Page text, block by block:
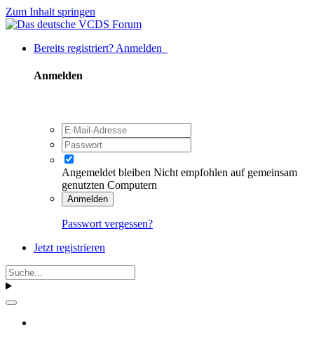
Zum Inhalt springen
Bereits registriert? Anmelden
Anmelden
Angemeldet bleiben Nicht empfohlen auf gemeinsam
genutzten Computern
Anmelden
Passwort vergessen?
Jetzt registrieren